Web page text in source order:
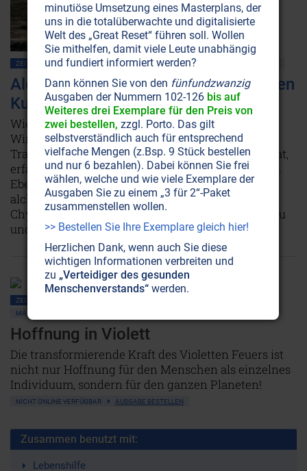
ZEITENSCHRIFT NR. 19, S.9 YIN-YANG HEILUNG
Alchemisten: Könner der hermetischen
Kunst
Wie man aus Pflanzen die reinsten und höchsten
Wirkkräfte gewinnt und was es mit der
Transmutation unedler Metalle zu Gold auf sich hat,
erfahren Sie hier von einem wahren Alchemisten.
Ebenso, was die geistigen Hintergründe der
alchemischen Laborarbeit sind und was die
Chymische Hochzeit mit der Vereinigung von Frau
und Mann gemein hat.Weiterlesen...
ZEITENSCHRIFT NR. 16, S.46
MAGIE • OKKULTISMUS
Hoffnung in Violett
Die transformierende Kraft des Violetten Feuers ist
nicht nur Hoffnung für den Menschen als einzelnes
Individuum, sondern für den ganzen Planeten!
NICHT ONLINE VERFÜGBAR AUSGABE BESTELLEN
Zusammen benutzt mit:
Lebenshilfe
minutiöse Umsetzung eines Masterplans, der
uns in die totalüberwachte und digitalisierte
Welt des „Great Reset“ führen soll. Wollen
Sie mithelfen, damit viele Leute unabhängig
und fundiert informiert werden?
Dann können Sie von den fünfundzwanzig
Ausgaben der Nummern 102-126 bis auf
Weiteres drei Exemplare für den Preis von
zwei bestellen, zzgl. Porto. Das gilt
selbstverständlich auch für entsprechend
vielfache Mengen (z.Bsp. 9 Stück bestellen
und nur 6 bezahlen). Dabei können Sie frei
wählen, welche und wie viele Exemplare der
Ausgaben Sie zu einem „3 für 2“-Paket
zusammenstellen wollen.
>> Bestellen Sie Ihre Exemplare gleich hier!
Herzlichen Dank, wenn auch Sie diese
wichtigen Informationen verbreiten und
zu „Verteidiger des gesunden
Menschenverstands“ werden.